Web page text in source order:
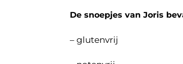
De snoepjes van Joris
– glutenvrij